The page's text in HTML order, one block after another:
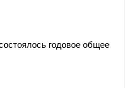
годовое общее